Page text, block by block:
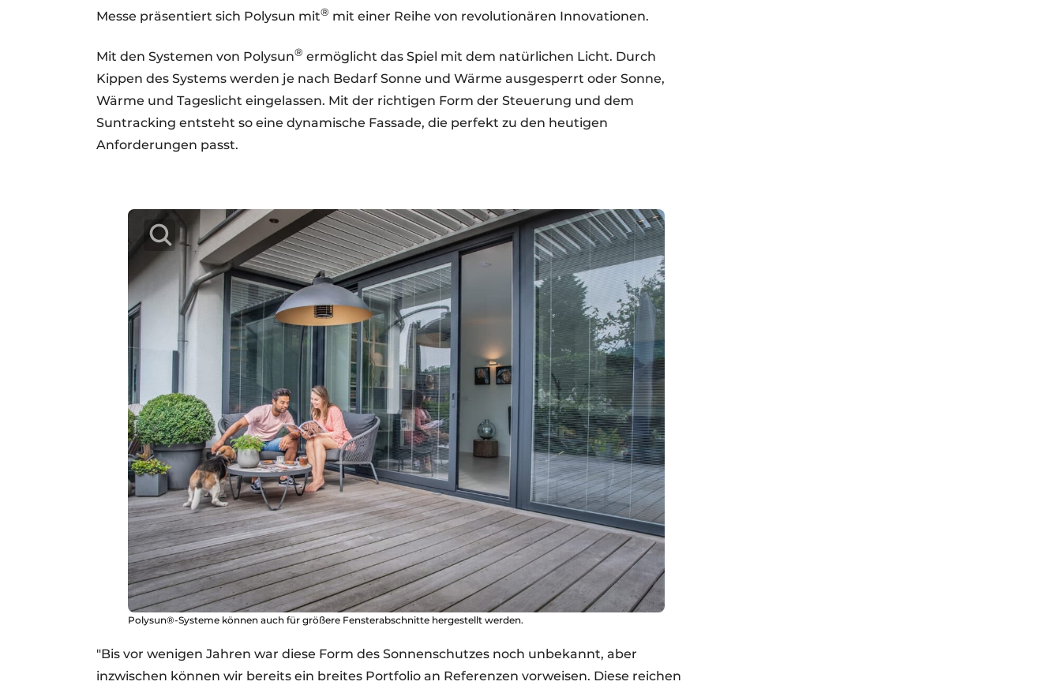
Messe präsentiert sich Polysun mit® mit einer Reihe von revolutionären Innovationen.
Mit den Systemen von Polysun® ermöglicht das Spiel mit dem natürlichen Licht. Durch
Kippen des Systems werden je nach Bedarf Sonne und Wärme ausgesperrt oder Sonne,
Wärme und Tageslicht eingelassen. Mit der richtigen Form der Steuerung und dem
Suntracking entsteht so eine dynamische Fassade, die perfekt zu den heutigen
Anforderungen passt.
Polysun®-Systeme können auch für größere Fensterabschnitte hergestellt werden.
"Bis vor wenigen Jahren war diese Form des Sonnenschutzes noch unbekannt, aber
inzwischen können wir bereits ein breites Portfolio an Referenzen vorweisen. Diese reichen